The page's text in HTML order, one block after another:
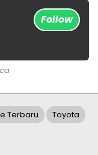
Follow
Terbaru Toyota